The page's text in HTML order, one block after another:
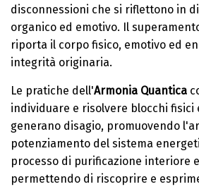
disconnessioni che si riflettono in
organico ed emotivo. Il
riporta il corpo fisico, emotivo ed
integrità originaria.
Le pratiche dell'Armonia Quantica
individuare e risolvere blocchi fisici
generano disagio, promuovendo
potenziamento del sistema
processo di purificazione interiore
permettendo di riscoprire e